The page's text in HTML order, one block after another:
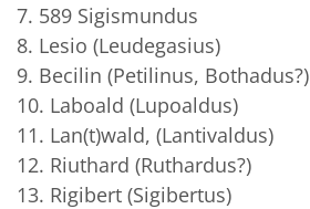
7. 589 Sigismundus
8. Lesio (Leudegasius)
9. Becilin (Petilinus, Bothadus?)
10. Laboald (Lupoaldus)
11. Lan(t)wald, (Lantivaldus)
12. Riuthard (Ruthardus?)
13. Rigibert (Sigibertus)